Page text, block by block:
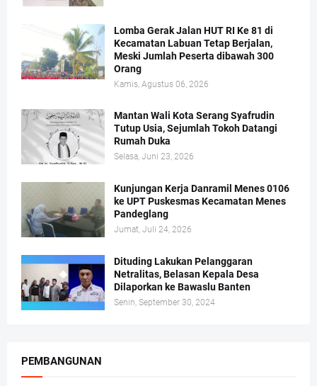
Lomba Gerak Jalan HUT RI Ke 81 di
Kecamatan Labuan Tetap Berjalan,
Meski Jumlah Peserta dibawah 300
Orang
Kamis, Agustus 06, 2026
Mantan Wali Kota Serang Syafrudin
Tutup Usia, Sejumlah Tokoh Datangi
Rumah Duka
Selasa, Juni 23, 2026
Kunjungan Kerja Danramil Menes 0106
ke UPT Puskesmas Kecamatan Menes
Pandeglang
Jumat, Juli 24, 2026
Dituding Lakukan Pelanggaran
Netralitas, Belasan Kepala Desa
Dilaporkan ke Bawaslu Banten
Senin, September 30, 2024
PEMBANGUNAN